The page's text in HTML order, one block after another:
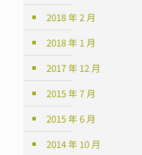
2018 年 2 月
2018 年 1 月
2017 年 12 月
2015 年 7 月
2015 年 6 月
2014 年 10 月